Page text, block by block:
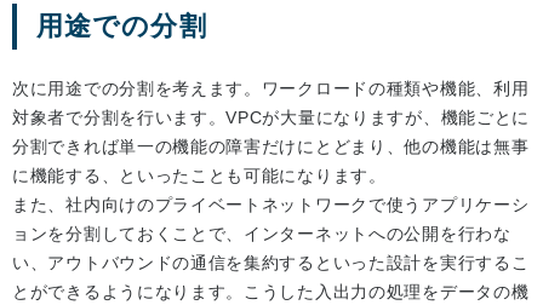
用途での分割
次に用途での分割を考えます。ワークロードの種類や機能、利用
対象者で分割を行います。VPCが大量になりますが、機能ごとに
分割できれば単一の機能の障害だけにとどまり、他の機能は無事
に機能する、といったことも可能になります。
また、社内向けのプライベートネットワークで使うアプリケーシ
ョンを分割しておくことで、インターネットへの公開を行わな
い、アウトバウンドの通信を集約するといった設計を実行するこ
とができるようになります。こうした入出力の処理をデータの機